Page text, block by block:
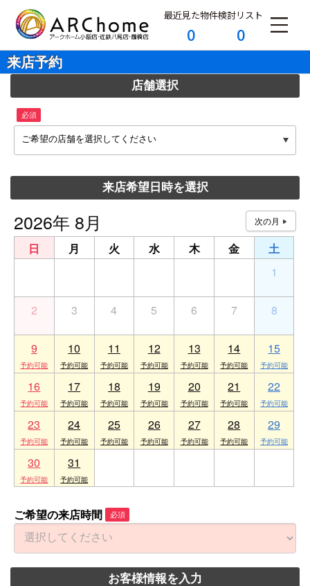
最近見た物件
0
検討リスト
0
来店予約
店舗選択
必須
ご希望の店舗を選択してください
来店希望日時を選択
2026年 8月
日 月 火 水 木 金
土
1
2 3 4 5 6 7 8
9 10 11 12 13 14 15
16 17 18 19 20 21 22
23 24 25 26 27 28 29
30 31
ご希望の来店時間 必須
お客様情報を入力